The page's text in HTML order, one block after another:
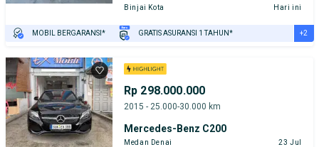
Binjai Kota Hari ini
MOBIL BERGARANSI* GRATIS ASURANSI 1 TAHUN* +2
Rp 298.000.000
2015 - 25.000-30.000 km
Mercedes-Benz C200
Medan Denai 23 Jul